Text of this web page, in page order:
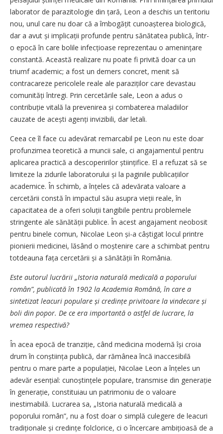
laborator de parazitologie din țară, Leon a deschis un teritoriu
nou, unul care nu doar că a îmbogățit cunoașterea biologică,
dar a avut și implicații profunde pentru sănătatea publică, într-
o epocă în care bolile infecțioase reprezentau o amenințare
constantă. Această realizare nu poate fi privită doar ca un
triumf academic; a fost un demers concret, menit să
contracareze pericolele reale ale paraziților care devastau
comunități întregi. Prin cercetările sale, Leon a adus o
contribuție vitală la prevenirea și combaterea maladiilor
cauzate de acești agenți invizibili, dar letali.
Ceea ce îl face cu adevărat remarcabil pe Leon nu este doar
profunzimea teoretică a muncii sale, ci angajamentul pentru
aplicarea practică a descoperirilor științifice. El a refuzat să se
limiteze la zidurile laboratorului și la paginile publicațiilor
academice. În schimb, a înțeles că adevărata valoare a
cercetării constă în impactul său asupra vieții reale, în
capacitatea de a oferi soluții tangibile pentru problemele
stringente ale sănătății publice. În acest angajament neobosit
pentru binele comun, Nicolae Leon și-a câștigat locul printre
pionierii medicinei, lăsând o moștenire care a schimbat pentru
totdeauna fața cercetării și a sănătății în România.
Este autorul lucrării „Istoria naturală medicală a poporului
român”, publicată în 1902 la Academia Română, în care a
sintetizat leacuri populare și credințe privitoare la vindecare și
boli din popor. De ce era importantă o astfel de lucrare, la
vremea respectivă?
În acea epocă de tranziție, când medicina modernă își croia
drum în conștiința publică, dar rămânea încă inaccesibilă
pentru o mare parte a populației, Nicolae Leon a înțeles un
adevăr esențial: cunoștințele populare, transmise din generație
în generație, constituiau un patrimoniu de o valoare
inestimabilă. Lucrarea sa, „Istoria naturală medicală a
poporului român”, nu a fost doar o simplă culegere de leacuri
tradiționale și credințe folclorice, ci o încercare ambițioasă de a